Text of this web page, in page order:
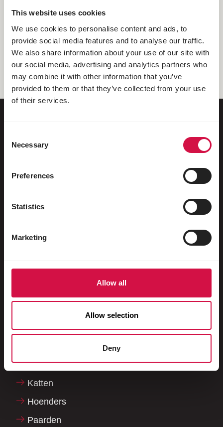
This website uses cookies
We use cookies to personalise content and ads, to
provide social media features and to analyse our traffic.
We also share information about your use of our site with
our social media, advertising and analytics partners who
may combine it with other information that you’ve
provided to them or that they’ve collected from your use
of their services.
Selection
Necessary
Preferences
Statistics
Marketing
Allow all
Allow selection
Deny
Senior
Voor jouw dier
Buitenvogels
Sportduiven
Vissen
Honden
Katten
Hoenders
Paarden